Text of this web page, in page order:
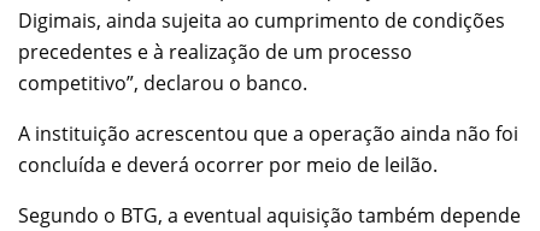
Digimais, ainda sujeita ao cumprimento de condições
precedentes e à realização de um processo
competitivo”, declarou o banco.
A instituição acrescentou que a operação ainda não foi
concluída e deverá ocorrer por meio de leilão.
Segundo o BTG, a eventual aquisição também depende